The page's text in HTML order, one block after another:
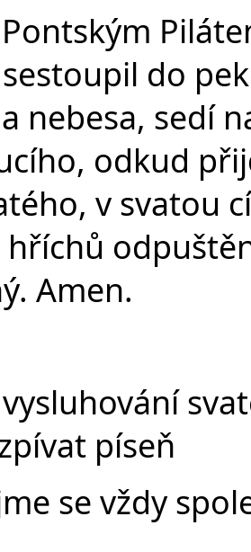
do
nebesa, sedí
odkud
v svatou
Amen.
píseň
se vždy